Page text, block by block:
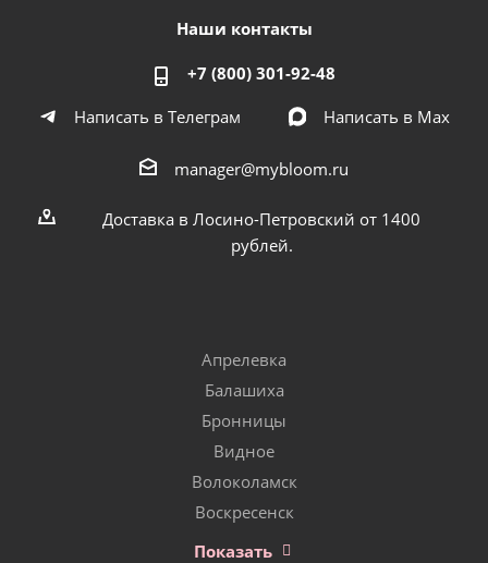
Наши контакты
+7 (800) 301-92-48
Написать в Телеграм
Написать в Мах
manager@mybloom.ru
Доставка в Лосино-Петровский от 1400
рублей.
Апрелевка
Балашиха
Бронницы
Видное
Волоколамск
Воскресенск
Показать